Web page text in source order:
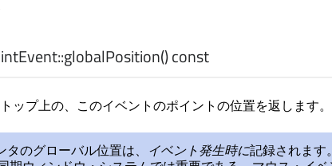
globalPosition() const
ップ上の、このイベントのポイントの位置を返します。
のグローバル位置は、 イベント発生時に記録されます